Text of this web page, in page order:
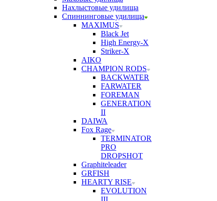
Нахлыстовые удилища
Спиннинговые удилища
MAXIMUS
Black Jet
High Energy-X
Striker-X
AIKO
CHAMPION RODS
BACKWATER
FARWATER
FOREMAN
GENERATION
II
DAIWA
Fox Rage
TERMINATOR
PRO
DROPSHOT
Graphiteleader
GRFISH
HEARTY RISE
EVOLUTION
III